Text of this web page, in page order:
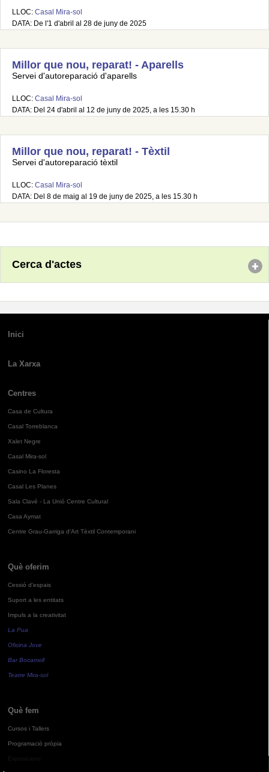
LLOC: Casal Mira-sol
DATA: De l'1 d'abril al 28 de juny de 2025
Millor que nou, reparat! - Aparells
Servei d'autoreparació d'aparells
LLOC: Casal Mira-sol
DATA: Del 24 d'abril al 12 de juny de 2025, a les 15.30 h
Millor que nou, reparat! - Tèxtil
Servei d'autoreparació tèxtil
LLOC: Casal Mira-sol
DATA: Del 8 de maig al 19 de juny de 2025, a les 15.30 h
Cerca d'actes
Inici
La Xarxa
Centres
Casa de Cultura
Casal Torreblanca
Xalet Negre
Casal Mira-sol
Casino La Floresta
Casal Les Planes
Sala Clavé - La Unió Centre Cultural
Casa Aymat
Centre Grau-Garriga d'Art Tèxtil Contemporani
Què oferim
Cessió d'espais
Suport a les entitats
Impuls a la creativitat
La Pua
Oficina Jove
Bar Bocamoll
Teatre Mira-sol
Què fem
Cursos i Tallers
Programació pròpia